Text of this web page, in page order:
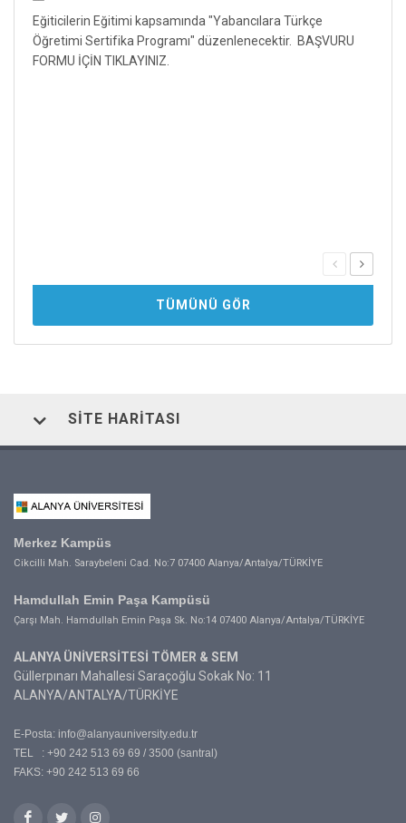
Eğiticilerin Eğitimi kapsamında "Yabancılara Türkçe
Öğretimi Sertifika Programı" düzenlenecektir. BAŞVURU
FORMU İÇİN TIKLAYINIZ.
TÜMÜNÜ GÖR
SITE HARITASI
Merkez Kampüs
Cikcilli Mah. Saraybeleni Cad. No:7 07400 Alanya/Antalya/TÜRKİYE
Hamdullah Emin Paşa Kampüsü
Çarşı Mah. Hamdullah Emin Paşa Sk. No:14 07400 Alanya/Antalya/TÜRKİYE
ALANYA ÜNİVERSİTESİ TÖMER & SEM
Güllerpınarı Mahallesi Saraçoğlu Sokak No: 11
ALANYA/ANTALYA/TÜRKİYE
E-Posta: info@alanyauniversity.edu.tr
TEL : +90 242 513 69 69 / 3500 (santral)
FAKS: +90 242 513 69 66